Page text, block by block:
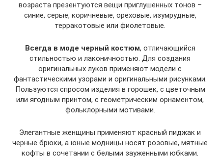
возраста презентуются вещи приглушенных тонов –
синие, серые, коричневые, ореховые, изумрудные,
терракотовые или фиолетовые.
Всегда в моде черный костюм, отличающийся
стильностью и лаконичностью. Для создания
оригинальных луков применяют модели с
фантастическими узорами и оригинальными рисунками.
Пользуются спросом изделия в горошек, с цветочным
или ягодным принтом, с геометрическим орнаментом,
фольклорными мотивами.
Элегантные женщины применяют красный пиджак и
черные брюки, а юные модницы носят розовые, мятные
кофты в сочетании с белыми зауженными юбками.